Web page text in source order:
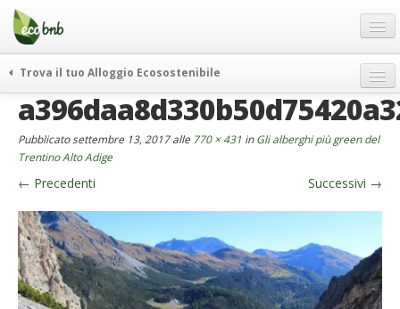
Menu
Salta
contenuto
Offerte Speciali
Regali
FAQ
Chi Siamo
Partner
Contatti
Italiano
Trova il tuo Alloggio Ecosostenibile
weekend green
curiosità
vivere e viaggiare verde
news ed eventi
ecohotel
rassegna stampa
Pubblicatosettembre 13, 2017alle 770 × 431 inGli alberghi più green del
Trentino Alto Adige
← Precedenti Successivi →